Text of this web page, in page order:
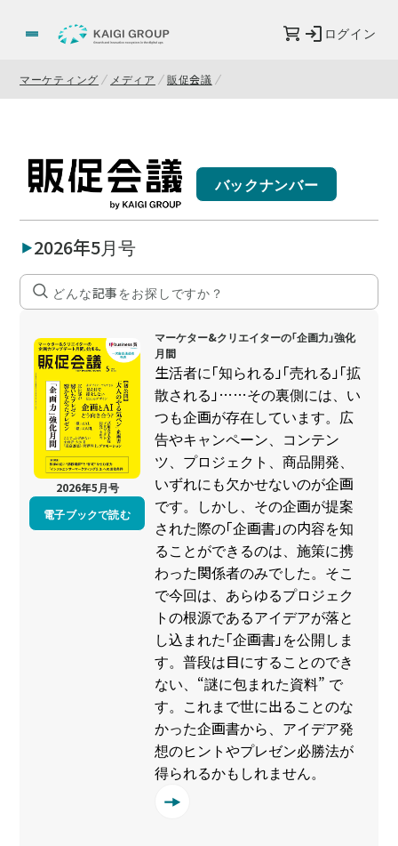
ログイン
マーケティング メディア 販促会議
バックナンバー
2026年5月号
2026年5月号
電子ブックで読む
マーケター&クリエイターの「企画力」強化
月間
生活者に「知られる」「売れる」「拡
散される」……その裏側には、い
つも企画が存在しています。広
告やキャンペーン、コンテン
ツ、プロジェクト、商品開発、
いずれにも欠かせないのが企画
です。しかし、その企画が提案
された際の「企画書」の内容を知
ることができるのは、施策に携
わった関係者のみでした。そこ
で今回は、あらゆるプロジェク
トの根源であるアイデアが落と
し込まれた「企画書」を公開しま
す。普段は目にすることのでき
ない、“謎に包まれた資料” で
す。これまで世に出ることのな
かった企画書から、アイデア発
想のヒントやプレゼン必勝法が
得られるかもしれません。